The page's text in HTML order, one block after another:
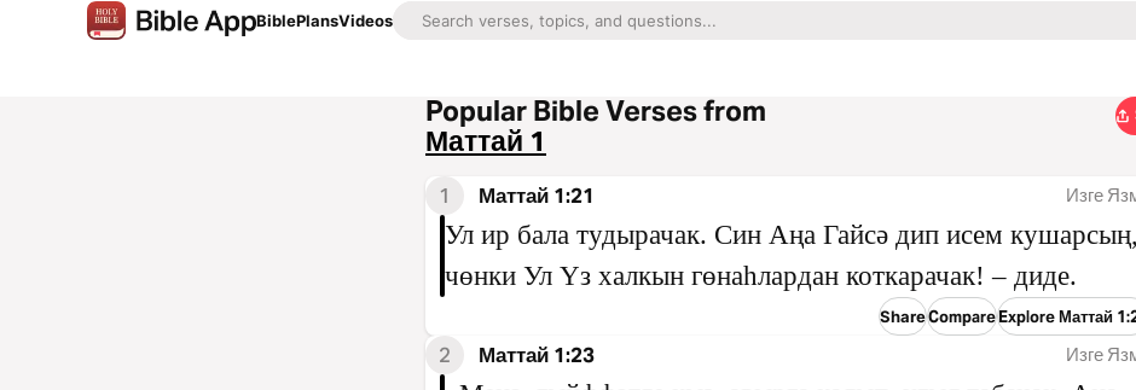
BiblePlansVideos
Popular Bible Verses from
Маттай 1
1 Маттай 1:21 Изге
Ул ир бала тудырачак. Син Аңа Гайсә дип исем кушарсың,
чөнки Ул Үз халкын гөнаһлардан коткарачак! – диде.
ShareCompareExplore Маттай
2 Маттай 1:23 Изге